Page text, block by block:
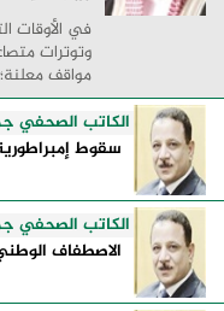
في الأوقات
وتوترات
مواقف
إدارتها
الكاتب الصحفي
سقوط إمبراطورية
الكاتب الصحفي
الاصطفاف